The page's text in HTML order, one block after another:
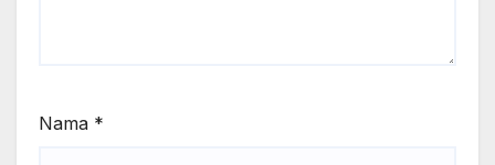
Nama *